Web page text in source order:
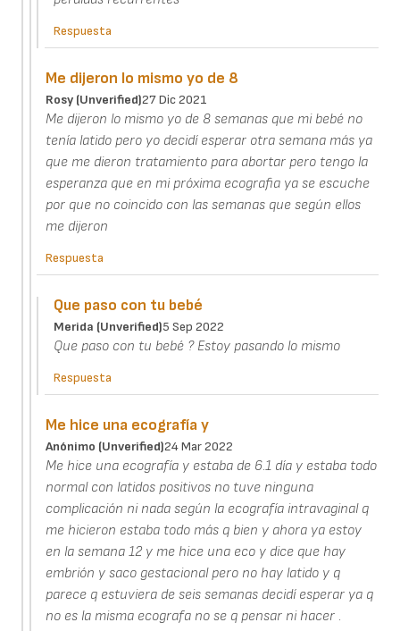
Respuesta
Me dijeron lo mismo yo de 8
Rosy (unverified)27 Dic 2021
Me dijeron lo mismo yo de 8 semanas que mi bebé no
tenía latido pero yo decidí esperar otra semana más ya
que me dieron tratamiento para abortar pero tengo la
esperanza que en mi próxima ecografia ya se escuche
por que no coincido con las semanas que según ellos
me dijeron
Respuesta
Que paso con tu bebé
Merida (unverified)5 Sep 2022
Que paso con tu bebé ? Estoy pasando lo mismo
Respuesta
Me hice una ecografía y
Anónimo (unverified)24 Mar 2022
Me hice una ecografía y estaba de 6.1 día y estaba todo
normal con latidos positivos no tuve ninguna
complicación ni nada según la ecografía intravaginal q
me hicieron estaba todo más q bien y ahora ya estoy
en la semana 12 y me hice una eco y dice que hay
embrión y saco gestacional pero no hay latido y q
parece q estuviera de seis semanas decidí esperar ya q
no es la misma ecografa no se q pensar ni hacer .